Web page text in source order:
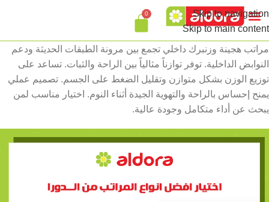
Skip to navigation
Skip to main content
0
مراتب هجينة وزنبرك داخلي تجمع بين مرونة الطبقات الحديثة ودعم
النوابض الداخلية. توفر توازناً مثالياً بين الراحة والثبات. تساعد على
توزيع الوزن بشكل متوازن وتقليل الضغط على الجسم. تصميم عملي
يمنح إحساس بالراحة والتهوية الجيدة أثناء النوم. اختيار مناسب لمن
يبحث عن أداء متكامل وجودة عالية.